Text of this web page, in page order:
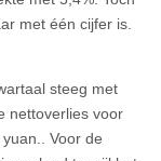
met één cijfer is.
steeg met
nettoverlies voor
Voor de